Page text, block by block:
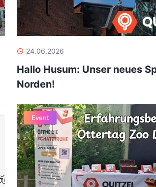
24.06.2026
Hallo Husum: Unser neues
Norden!
Event